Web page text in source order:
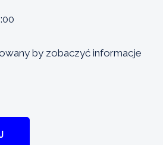
by zobaczyć informacje